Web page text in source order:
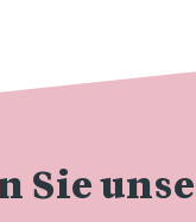
Sie